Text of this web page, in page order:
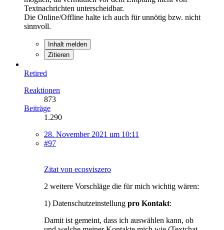
Textnachrichten unterscheidbar.
Die Online/Offline halte ich auch für unnötig bzw. nicht
sinnvoll.
Inhalt melden
Zitieren
Retired
Reaktionen
873
Beiträge
1.290
28. November 2021 um 10:11
#97
Zitat von ecosviszero
2 weitere Vorschläge die für mich wichtig wären:
1) Datenschutzeinstellung pro Kontakt:
Damit ist gemeint, dass ich auswählen kann, ob